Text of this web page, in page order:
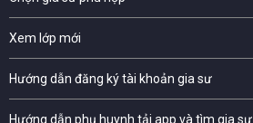
Xem lớp mới
Hướng dẫn đăng ký tài khoản gia sư
Hướng dẫn phụ huynh tải app và tìm gia sư